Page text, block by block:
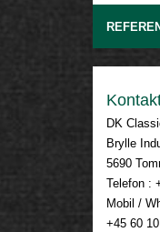
DK
Brylle
5690
Telefon :
Mobil /
+45 60